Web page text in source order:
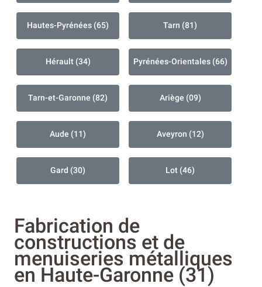
Hautes-Pyrénées (65) Tarn (81)
Hérault (34) Pyrénées-Orientales (66)
Tarn-et-Garonne (82) Ariège (09)
Aude (11) Aveyron (12)
Gard (30) Lot (46)
Fabrication de
constructions et de
menuiseries métalliques
en Haute-Garonne (31)